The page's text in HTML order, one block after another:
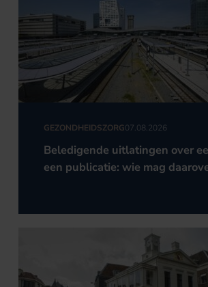
GEZONDHEIDSZORG07.08.2026
Beledigende uitlatingen over
een publicatie: wie mag